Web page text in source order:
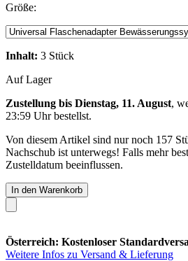
Größe:
Inhalt: 3 Stück
Auf Lager
Zustellung bis Dienstag, 11. August,
23:59 Uhrbestellst.
Von diesem Artikel sind nur noch 157
Nachschub ist unterwegs! Falls mehr
Zustelldatum beeinflussen.
In den Warenkorb
Österreich: Kostenloser
Weitere Infos zu Versand & Lieferung